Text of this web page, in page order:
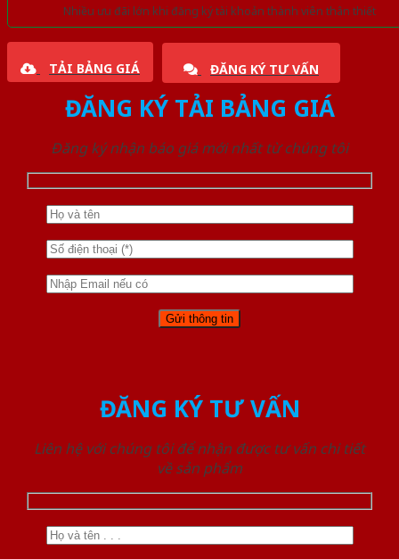
Nhiều ưu đãi lớn khi đăng ký tài khoản thành viên thân thiết
TẢI BẢNG GIÁ ĐĂNG KÝ TƯ VẤN
ĐĂNG KÝ TẢI BẢNG GIÁ
Đăng ký nhận báo giá mới nhất từ chúng tôi
ĐĂNG KÝ TƯ VẤN
Liên hệ với chúng tôi để nhận được tư vấn chi tiết
về sản phẩm